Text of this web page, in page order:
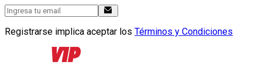
Registrarse implica aceptar los Términos y Condiciones